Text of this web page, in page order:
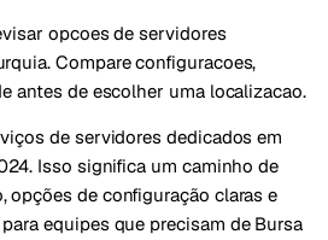
opcoes de servidores
Compare configuracoes,
antes de escolher uma localizacao.
de servidores dedicados em
Isso significa um caminho de
opções de configuração claras e
equipes que precisam de Bursa